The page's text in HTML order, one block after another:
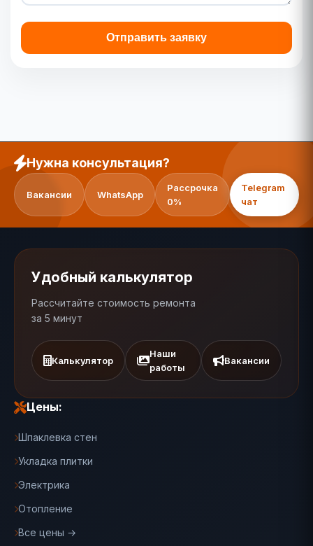
Отправить заявку
Нужна консультация?
Вакансии WhatsApp
Рассрочка
0%
Telegram
чат
Удобный калькулятор
Рассчитайте стоимость ремонта
за 5 минут
Калькулятор
Наши
работы
Вакансии
Цены:
Шпаклевка стен
Укладка плитки
Электрика
Отопление
Все цены →